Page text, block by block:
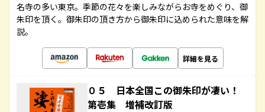
名寺の多い東京。季節の花々を楽しみながらお寺をめぐり、御
朱印を頂く。御朱印の頂き方から御朱印に込められた意味を解
説。
詳細を見る
０５ 日本全国この御朱印が凄い！
第壱集 増補改訂版